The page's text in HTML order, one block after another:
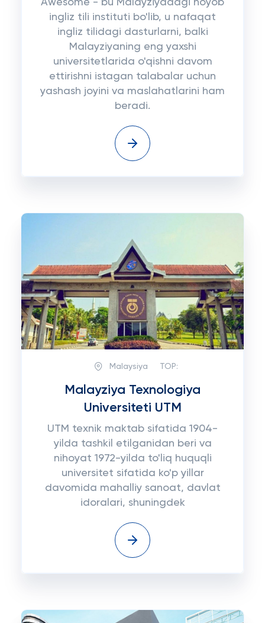
Awesome - bu Malayziyadagi noyob
ingliz tili instituti bo'lib, u nafaqat
ingliz tilidagi dasturlarni, balki
Malayziyaning eng yaxshi
universitetlarida o'qishni davom
ettirishni istagan talabalar uchun
yashash joyini va maslahatlarini ham
beradi.
Malaysiya TOP:
Malayziya Texnologiya
Universiteti UTM
UTM texnik maktab sifatida 1904-
yilda tashkil etilganidan beri va
nihoyat 1972-yilda to'liq huquqli
universitet sifatida ko'p yillar
davomida mahalliy sanoat, davlat
idoralari, shuningdek